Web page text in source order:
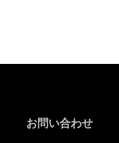
お問い合わせ